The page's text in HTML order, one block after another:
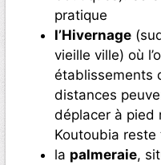
pratique
l’Hivernage
vieille ville) où
établissements
distances
déplacer à pied
Koutoubia
la palmeraie,